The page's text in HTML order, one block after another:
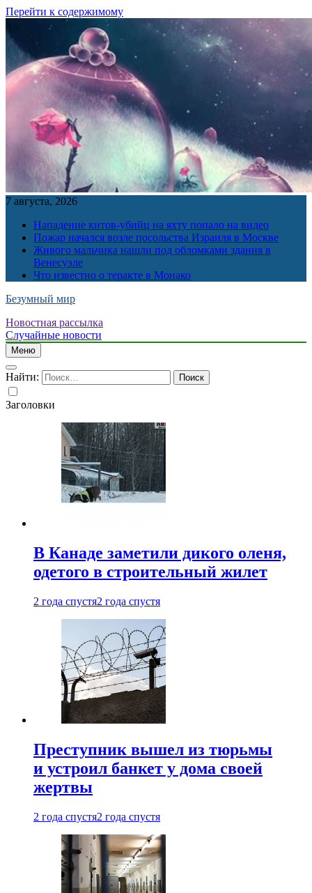
Перейти к содержимому
7 августа, 2026
Нападение китов-убийц на яхту попало на видео
Пожар начался возле посольства Израиля в Москве
Живого мальчика нашли под обломками здания в
Венесуэле
Что известно о теракте в Монако
Безумный мир
Новостная рассылка
Случайные новости
Меню
Найти:
Заголовки
В Канаде заметили дикого оленя,
одетого в строительный жилет
2 года спустя2 года спустя
Преступник вышел из тюрьмы
и устроил банкет у дома своей
жертвы
2 года спустя2 года спустя